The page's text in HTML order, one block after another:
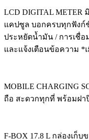
LCD DIGITAL
แคปซูล บอกครบทุกฟังก์
ประหยัดน้ำมัน / การเชื่อ
และแจ้งเตือนข้อความ *
MOBILE CHARGING
ถือ สะดวกทุกที่ พร้อมฝา
F-BOX 17.8 L กล่องเก็